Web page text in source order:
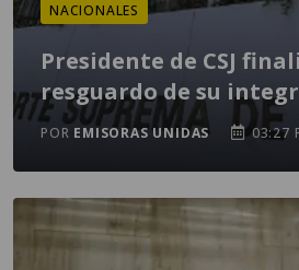
NACIONALES
Presidente de CSJ
resguardo de su
POR EMISORAS UNIDAS 03:27